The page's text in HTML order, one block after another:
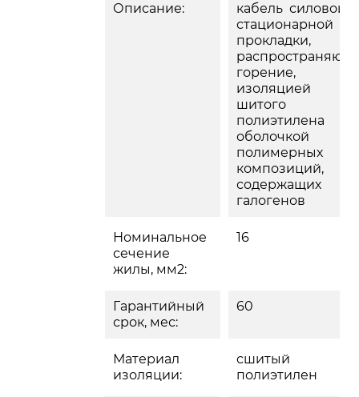
Описание:
кабель
стационарной
прокладки,
горение,
изоляцией
шитого
оболочкой
полимерных
композиций,
содержащих
галогенов
Номинальное
сечение
жилы, мм2:
16
Гарантийный
срок, мес:
60
Материал
изоляции:
сшитый
полиэтилен